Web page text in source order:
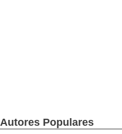
Autores Populares